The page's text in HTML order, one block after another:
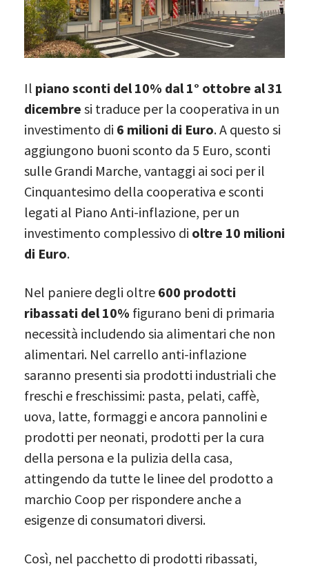
Il piano sconti del 10% dal 1° ottobre al 31
dicembre si traduce per la cooperativa in un
investimento di 6 milioni di Euro. A questo si
aggiungono buoni sconto da 5 Euro, sconti
sulle Grandi Marche, vantaggi ai soci per il
Cinquantesimo della cooperativa e sconti
legati al Piano Anti-inflazione, per un
investimento complessivo di oltre 10 milioni
di Euro.
Nel paniere degli oltre 600 prodotti
ribassati del 10% figurano beni di primaria
necessità includendo sia alimentari che non
alimentari. Nel carrello anti-inflazione
saranno presenti sia prodotti industriali che
freschi e freschissimi: pasta, pelati, caffè,
uova, latte, formaggi e ancora pannolini e
prodotti per neonati, prodotti per la cura
della persona e la pulizia della casa,
attingendo da tutte le linee del prodotto a
marchio Coop per rispondere anche a
esigenze di consumatori diversi.
Così, nel pacchetto di prodotti ribassati,